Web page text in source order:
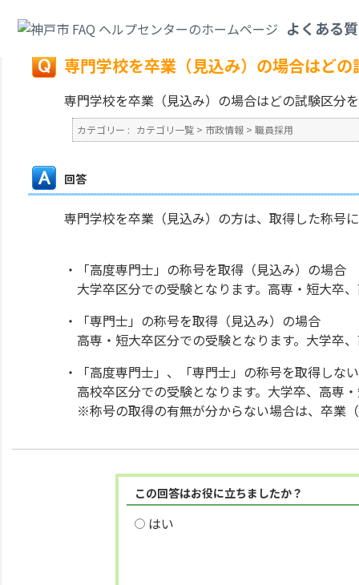
よくある
戻る
専門学校を卒業（見込み）の場合はど
専門学校を卒業（見込み）の場合はどの試験区分
カテゴリー : カテゴリ一覧 > 市政情報 > 職員採用
回答
専門学校を卒業（見込み）の方は、取得した称号
・「高度専門士」の称号を取得（見込み）の場合
大学卒区分での受験となります。高専・短大卒
・「専門士」の称号を取得（見込み）の場合
高専・短大卒区分での受験となります。大学卒
・「高度専門士」、「専門士」の称号を取得しな
高校卒区分での受験となります。大学卒、高専
※称号の取得の有無が分からない場合は、卒業
この回答はお役に立ちましたか？
はい